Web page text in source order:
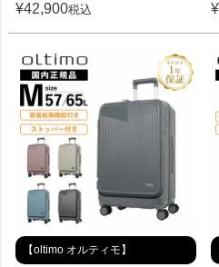
¥42,900税込 ¥
【oltimo オルティモ】